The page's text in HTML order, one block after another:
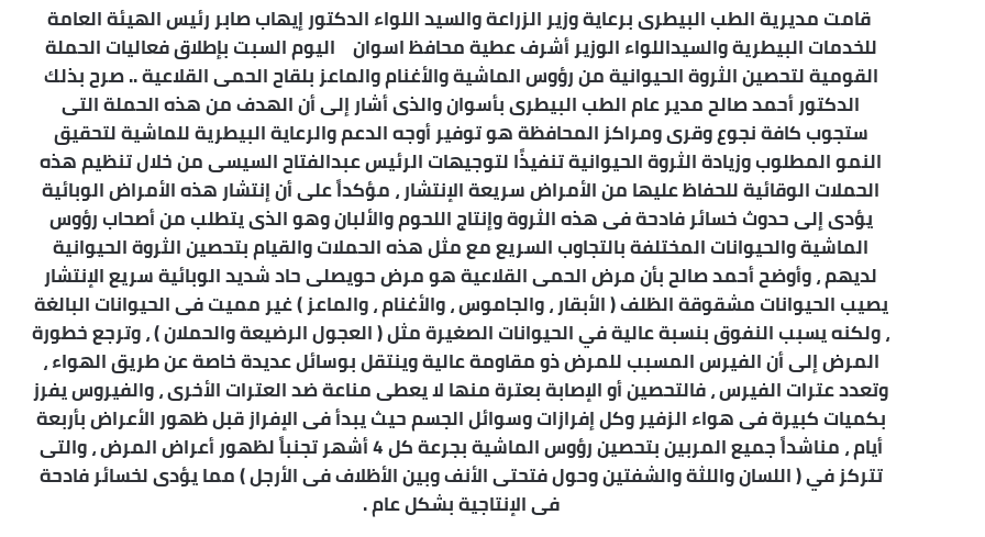
قامت مديرية الطب البيطرى برعاية وزير الزراعة والسيد اللواء الدكتور إيهاب صابر رئيس الهيئة العامة
للخدمات البيطرية والسيداللواء الوزير أشرف عطية محافظ اسوان اليوم السبت بإطلاق فعاليات الحملة
القومية لتحصين الثروة الحيوانية من رؤوس الماشية والأغنام والماعز بلقاح الحمى القلاعية .. صرح بذلك
الدكتور أحمد صالح مدير عام الطب البيطرى بأسوان والذى أشار إلى أن الهدف من هذه الحملة التى
ستجوب كافة نجوع وقرى ومراكز المحافظة هو توفير أوجه الدعم والرعاية البيطرية للماشية لتحقيق
النمو المطلوب وزيادة الثروة الحيوانية تنفيذًا لتوجيهات الرئيس عبدالفتاح السيسى من خلال تنظيم هذه
الحملات الوقائية للحفاظ عليها من الأمراض سريعة الإنتشار ، مؤكداً على أن إنتشار هذه الأمراض الوبائية
يؤدى إلى حدوث خسائر فادحة فى هذه الثروة وإنتاج اللحوم والألبان وهو الذى يتطلب من أصحاب رؤوس
الماشية والحيوانات المختلفة بالتجاوب السريع مع مثل هذه الحملات والقيام بتحصين الثروة الحيوانية
لديهم ، وأوضح أحمد صالح بأن مرض الحمى القلاعية هو مرض حويصلى حاد شديد الوبائية سريع الإنتشار
يصيب الحيوانات مشقوقة الظلف ( الأبقار ، والجاموس ، والأغنام ، والماعز ) غير مميت فى الحيوانات البالغة
، ولكنه يسبب النفوق بنسبة عالية في الحيوانات الصغيرة مثل ( العجول الرضيعة والحملان ) ، وترجع خطورة
المرض إلى أن الفيرس المسبب للمرض ذو مقاومة عالية وينتقل بوسائل عديدة خاصة عن طريق الهواء ،
وتعدد عترات الفيرس ، فالتحصين أو الإصابة بعترة منها لا يعطى مناعة ضد العترات الأخرى ، والفيروس يفرز
بكميات كبيرة فى هواء الزفير وكل إفرازات وسوائل الجسم حيث يبدأ فى الإفراز قبل ظهور الأعراض بأربعة
أيام ، مناشداً جميع المربين بتحصين رؤوس الماشية بجرعة كل 4 أشهر تجنباً لظهور أعراض المرض ، والتى
تتركز في ( اللسان واللثة والشفتين وحول فتحتى الأنف وبين الأظلاف فى الأرجل ) مما يؤدى لخسائر فادحة
فى الإنتاجية بشكل عام .